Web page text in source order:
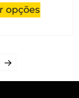
opções
→